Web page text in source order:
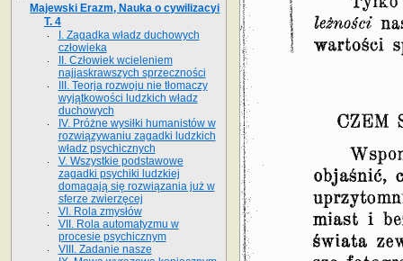
Majewski Erazm, Nauka o cywilizacyi
T. 4
I. Zagadka władz duchowych
człowieka
II. Człowiek wcieleniem
najjaskrawszych sprzeczności
III. Teorja rozwoju nie tłomaczy
wyjątkowości ludzkich władz
duchowych
IV. Próżne wysiłki humanistów w
rozwiązywaniu zagadki ludzkich
władz psychicznych
V. Wszystkie podstawowe
zagadki psychiki ludzkiej
domagają się rozwiązania już w
sferze zwierzęcej
VI. Rola zmysłów
VII. Rola automatyzmu w
procesie psychicznym
VIII. Zadanie nasze